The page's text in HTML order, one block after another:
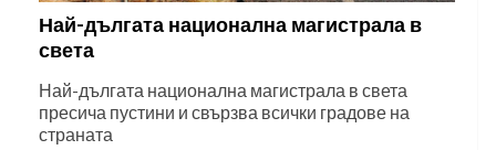
Най-дългата национална магистрала в
света
Най-дългата национална магистрала в света
пресича пустини и свързва всички градове на
страната